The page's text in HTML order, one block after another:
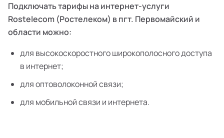
Подключать тарифы на интернет-услуги
Rostelecom (Ростелеком) в пгт. Первомайский и
области можно:
для высокоскоростного широкополосного доступа
в интернет;
для оптоволоконной связи;
для мобильной связи и интернета.